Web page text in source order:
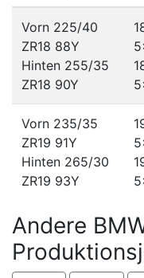
Vorn 225/40
ZR18 88Y
Hinten 255/35
ZR18 90Y
Vorn 235/35
ZR19 91Y
Hinten 265/30
ZR19 93Y
Andere